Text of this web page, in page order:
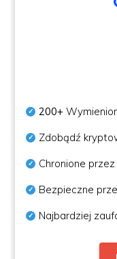
200+
Zdobądź
Chronione
Bezpieczne
Najbardziej